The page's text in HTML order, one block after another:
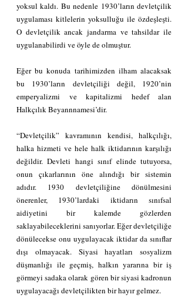
yoksul kaldı. Bu nedenle 1930’ların devletçilik
uygulaması kitlelerin yoksulluğu ile özdeşleşti.
O devletçilik ancak jandarma ve tahsildar ile
uygulanabilirdi ve öyle de olmuştur.
Eğer bu konuda tarihimizden ilham alacaksak
bu 1930’ların devletçiliği değil, 1920’nin
emperyalizmi ve kapitalizmi hedef alan
Halkçılık Beyannnamesi’dir.
“Devletçilik” kavramının kendisi, halkçılığı,
halka hizmeti ve hele halk iktidarının karşılığı
değildir. Devleti hangi sınıf elinde tutuyorsa,
onun çıkarlarının öne alındığı bir sistemin
adıdır. 1930 devletçiliğine dönülmesini
önerenler, 1930’lardaki iktidarın sınıfsal
aidiyetini bir kalemde gözlerden
saklayabileceklerini sanıyorlar. Eğer devletçiliğe
dönülecekse onu uygulayacak iktidar da sınıflar
dışı olmayacak. Siyasi hayatları sosyalizm
düşmanlığı ile geçmiş, halkın yararına bir iş
görmeyi sadaka olarak gören bir siyasi kadronun
uygulayacağı devletçilikten bir hayır gelmez.